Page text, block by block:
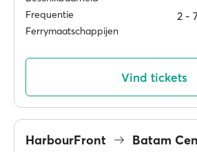
Frequentie 2 ‐
Ferrymaatschappijen
Vind tickets
HarbourFront Batam